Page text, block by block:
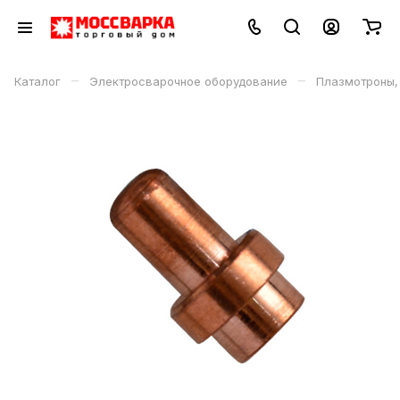
Каталог – Электросварочное оборудование –